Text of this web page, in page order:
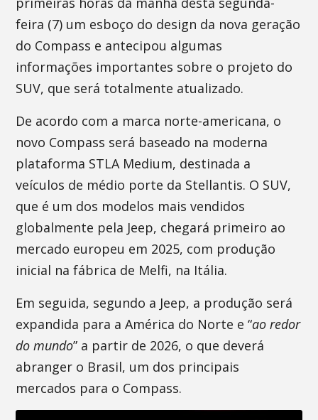
feira (7) um esboço do design da nova geração
do Compass e antecipou algumas
informações importantes sobre o projeto do
SUV, que será totalmente atualizado.
De acordo com a marca norte-americana, o
novo Compass será baseado na moderna
plataforma STLA Medium, destinada a
veículos de médio porte da Stellantis. O SUV,
que é um dos modelos mais vendidos
globalmente pela Jeep, chegará primeiro ao
mercado europeu em 2025, com produção
inicial na fábrica de Melfi, na Itália.
Em seguida, segundo a Jeep, a produção será
expandida para a América do Norte e “ao redor
do mundo” a partir de 2026, o que deverá
abranger o Brasil, um dos principais
mercados para o Compass.